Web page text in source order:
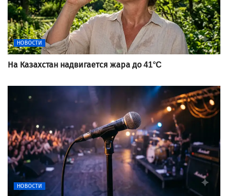
НОВОСТИ
На Казахстан надвигается жара до 41°C
НОВОСТИ